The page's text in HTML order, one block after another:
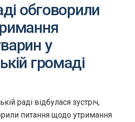
обговорили
у
громаді
раді відбулася зустріч,
питання щодо утримання